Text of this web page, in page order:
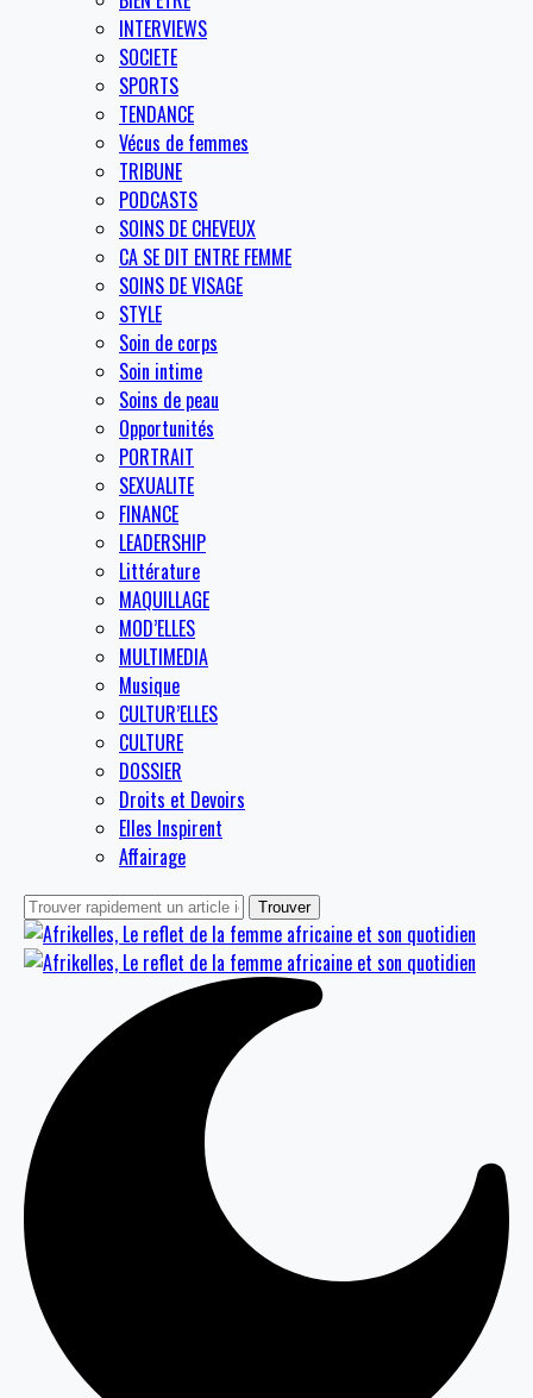
INTERVIEWS
SOCIETE
SPORTS
TENDANCE
Vécus de femmes
TRIBUNE
PODCASTS
SOINS DE CHEVEUX
CA SE DIT ENTRE FEMME
SOINS DE VISAGE
STYLE
Soin de corps
Soin intime
Soins de peau
Opportunités
PORTRAIT
SEXUALITE
FINANCE
LEADERSHIP
Littérature
MAQUILLAGE
MOD’ELLES
MULTIMEDIA
Musique
CULTUR’ELLES
CULTURE
DOSSIER
Droits et Devoirs
Elles Inspirent
Affairage